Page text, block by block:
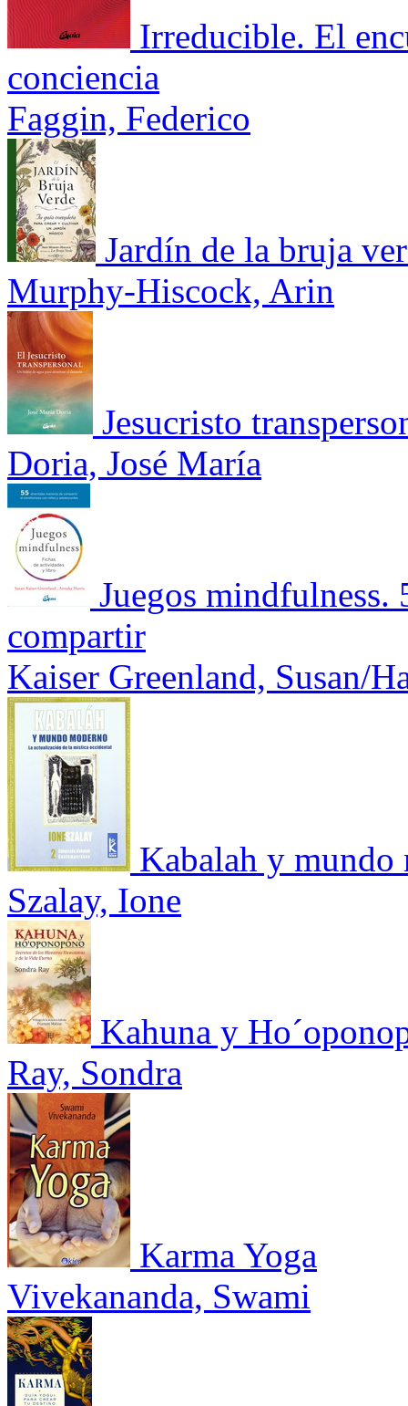
Irreducible. El
conciencia
Faggin, Federico
Jardín de la bruja
Murphy-Hiscock, Arin
Jesucristo
Doria, José María
Juegos mindfulness.
compartir
Kaiser Greenland, Susan/
Kabalah y mundo
Szalay, Ione
Kahuna y
Ray, Sondra
Karma Yoga
Vivekananda, Swami